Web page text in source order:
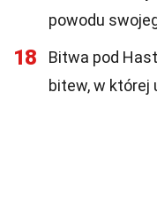
powodu
18
Bitwa pod
bitew, w której